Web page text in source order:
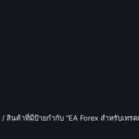
/ สินค้าที่มีป้ายกำกับ “EA Forex สำหรับเทร